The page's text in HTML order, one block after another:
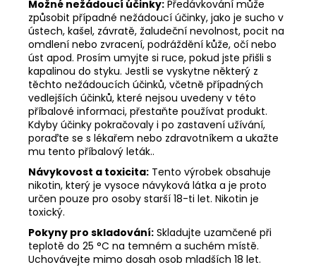
Možné nežádoucí účinky: Předávkování může
způsobit případné nežádoucí účinky, jako je sucho v
ústech, kašel, závratě, žaludeční nevolnost, pocit na
omdlení nebo zvracení, podráždění kůže, očí nebo
úst apod. Prosím umyjte si ruce, pokud jste přišli s
kapalinou do styku. Jestli se vyskytne některý z
těchto nežádoucích účinků, včetně případných
vedlejších účinků, které nejsou uvedeny v této
příbalové informaci, přestaňte používat produkt.
Kdyby účinky pokračovaly i po zastavení užívání,
poraďte se s lékařem nebo zdravotníkem a ukažte
mu tento příbalový leták..
Návykovost a toxicita: Tento výrobek obsahuje
nikotin, který je vysoce návyková látka a je proto
určen pouze pro osoby starší 18-ti let. Nikotin je
toxický.
Pokyny pro skladování: Skladujte uzamčené při
teplotě do 25 °C na temném a suchém místě.
Uchovávejte mimo dosah osob mladších 18 let.